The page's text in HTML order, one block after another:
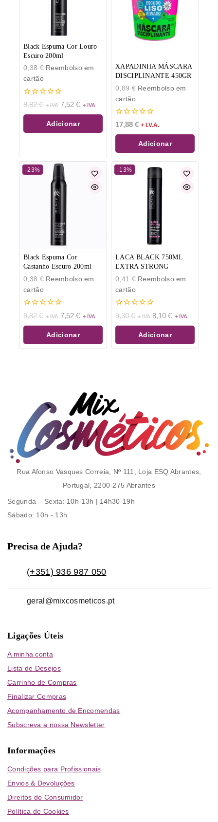
Black Espuma Cor Louro
Escuro 200ml
0,38 €Reembolso em
cartão
0
de
5
9,82€ 7,52 €
Adicionar
XAPADINHA MÁSCARA
DISCIPLINANTE 450GR
0,89 €Reembolso em
cartão
0
de
5
17,88 € + I.V.A.
Adicionar
-23%
Black Espuma Cor
Castanho Escuro 200ml
0,38 €Reembolso em
cartão
0
de
5
9,82€ 7,52 €
Adicionar
-13%
LACA BLACK 750ML
EXTRA STRONG
0,41 €Reembolso em
cartão
0
de
5
9,30€ 8,10 €
Adicionar
Rua Afonso Vasques Correia, Nº 111, Loja ESQ Abrantes,
Portugal, 2200-275 Abrantes
Segunda – Sexta: 10h-13h | 14h30-19h
Sábado: 10h - 13h
Precisa de Ajuda?
(+351) 936 987 050
geral@mixcosmeticos.pt
Ligações Úteis
A minha conta
Lista de Desejos
Carrinho de Compras
Finalizar Compras
Acompanhamento de Encomendas
Subscreva a nossa Newsletter
Informações
Condições para Profissionais
Envios & Devoluções
Direitos do Consumidor
Política de Cookies